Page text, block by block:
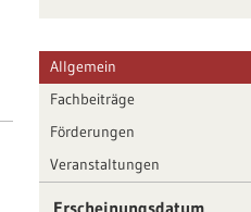
Allgemein
Fachbeiträge
Förderungen
Veranstaltungen